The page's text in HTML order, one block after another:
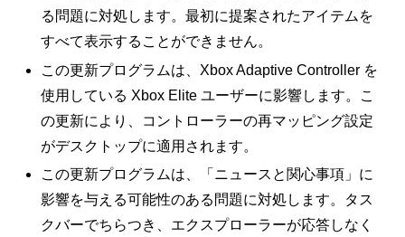
る問題に対処します。最初に提案されたアイテムを
すべて表示することができません。
この更新プログラムは、Xbox Adaptive Controller を
使用している Xbox Elite ユーザーに影響します。こ
の更新により、コントローラーの再マッピング設定
がデスクトップに適用されます。
この更新プログラムは、「ニュースと関心事項」に
影響を与える可能性のある問題に対処します。タス
クバーでちらつき、エクスプローラーが応答しなく